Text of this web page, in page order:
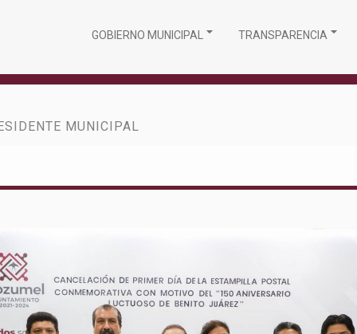
GOBIERNO MUNICIPAL TRANSPARENCIA
MUNICIPAL